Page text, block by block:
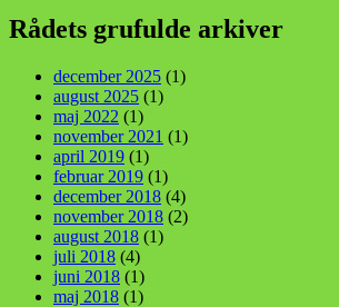
Rådets grufulde arkiver
december 2025 (1)
august 2025 (1)
maj 2022 (1)
november 2021 (1)
april 2019 (1)
februar 2019 (1)
december 2018 (4)
november 2018 (2)
august 2018 (1)
juli 2018 (4)
juni 2018 (1)
maj 2018 (1)